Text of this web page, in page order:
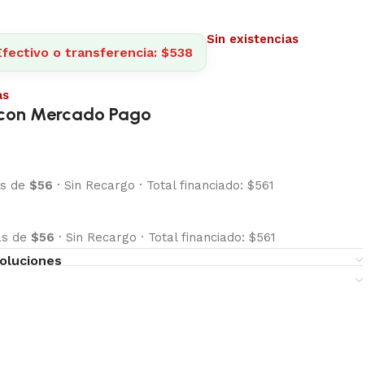
o transferencia: $538
Sin existencias
Mercado Pago
de $56 · Sin Recargo · Total financiado: $561
de $56 · Sin Recargo · Total financiado: $561